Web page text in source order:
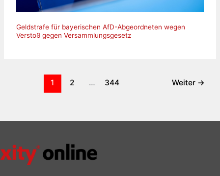
Geldstrafe für bayerischen AfD-Abgeordneten wegen
Verstoß gegen Versammlungsgesetz
1 2 … 344 Weiter →